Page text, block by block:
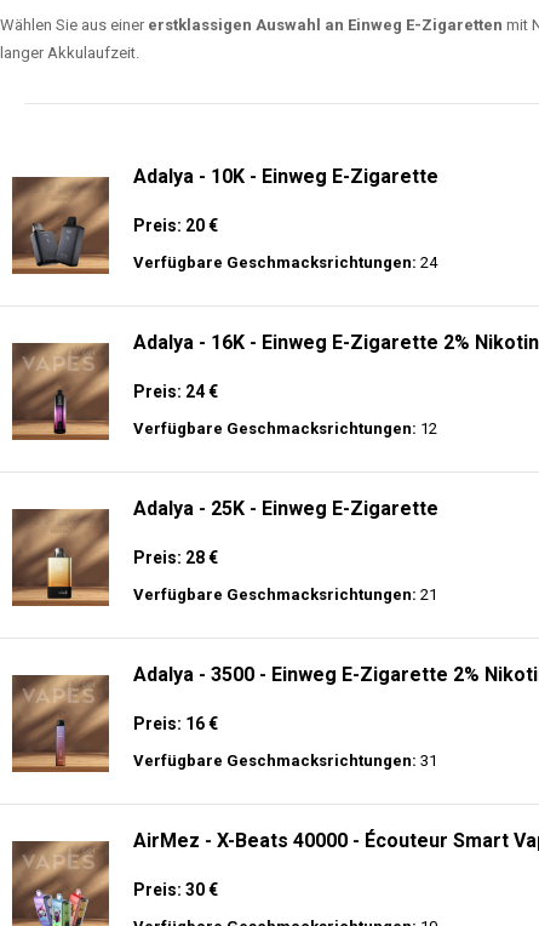
Wählen Sie aus einer erstklassigen Auswahl an Einweg E-Zigaretten mit
langer Akkulaufzeit.
Adalya - 10K - Einweg E-Zigarette
Preis: 20 €
Verfügbare Geschmacksrichtungen: 24
Adalya - 16K - Einweg E-Zigarette 2% Nikotin
Preis: 24 €
Verfügbare Geschmacksrichtungen: 12
Adalya - 25K - Einweg E-Zigarette
Preis: 28 €
Verfügbare Geschmacksrichtungen: 21
Adalya - 3500 - Einweg E-Zigarette 2%
Preis: 16 €
Verfügbare Geschmacksrichtungen: 31
AirMez - X-Beats 40000 - Écouteur Smart
Preis: 30 €